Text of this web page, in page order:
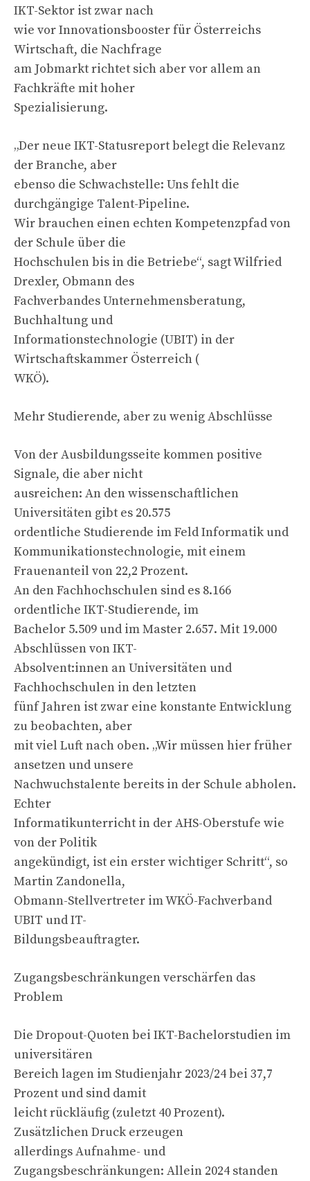
IKT-Sektor ist zwar nach
wie vor Innovationsbooster für Österreichs
Wirtschaft, die Nachfrage
am Jobmarkt richtet sich aber vor allem an
Fachkräfte mit hoher
Spezialisierung.
„Der neue IKT-Statusreport belegt die Relevanz
der Branche, aber
ebenso die Schwachstelle: Uns fehlt die
durchgängige Talent-Pipeline.
Wir brauchen einen echten Kompetenzpfad von
der Schule über die
Hochschulen bis in die Betriebe“, sagt Wilfried
Drexler, Obmann des
Fachverbandes Unternehmensberatung,
Buchhaltung und
Informationstechnologie (UBIT) in der
Wirtschaftskammer Österreich (
WKÖ).
Mehr Studierende, aber zu wenig Abschlüsse
Von der Ausbildungsseite kommen positive
Signale, die aber nicht
ausreichen: An den wissenschaftlichen
Universitäten gibt es 20.575
ordentliche Studierende im Feld Informatik und
Kommunikationstechnologie, mit einem
Frauenanteil von 22,2 Prozent.
An den Fachhochschulen sind es 8.166
ordentliche IKT-Studierende, im
Bachelor 5.509 und im Master 2.657. Mit 19.000
Abschlüssen von IKT-
Absolvent:innen an Universitäten und
Fachhochschulen in den letzten
fünf Jahren ist zwar eine konstante Entwicklung
zu beobachten, aber
mit viel Luft nach oben. „Wir müssen hier früher
ansetzen und unsere
Nachwuchstalente bereits in der Schule abholen.
Echter
Informatikunterricht in der AHS-Oberstufe wie
von der Politik
angekündigt, ist ein erster wichtiger Schritt“, so
Martin Zandonella,
Obmann-Stellvertreter im WKÖ-Fachverband
UBIT und IT-
Bildungsbeauftragter.
Zugangsbeschränkungen verschärfen das
Problem
Die Dropout-Quoten bei IKT-Bachelorstudien im
universitären
Bereich lagen im Studienjahr 2023/24 bei 37,7
Prozent und sind damit
leicht rückläufig (zuletzt 40 Prozent).
Zusätzlichen Druck erzeugen
allerdings Aufnahme- und
Zugangsbeschränkungen: Allein 2024 standen